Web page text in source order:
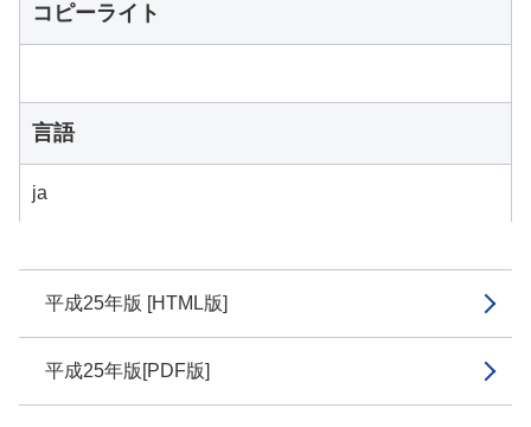
平成25年版 [HTML版]
平成25年版[PDF版]
コピーライト
言語
ja